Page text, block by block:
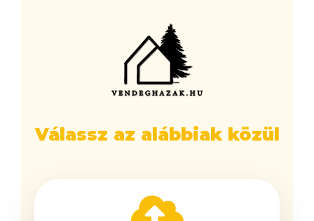
Válassz az alábbiak közül